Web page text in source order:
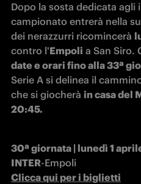
Dopo la sosta dedicata agli
campionato entrerà nella
dei nerazzurri ricomincerà
contro l'Empoli
date e orari fino alla 33ª
Serie A si delinea il
che si giocherà in casa del
20:45.
30ª giornata | lunedì 1
INTER-Empoli
Clicca qui per i biglietti